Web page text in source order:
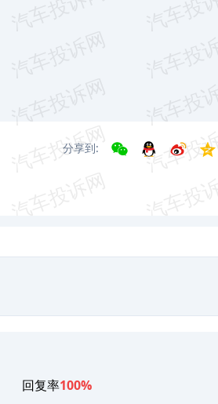
分享到:
回复率100%